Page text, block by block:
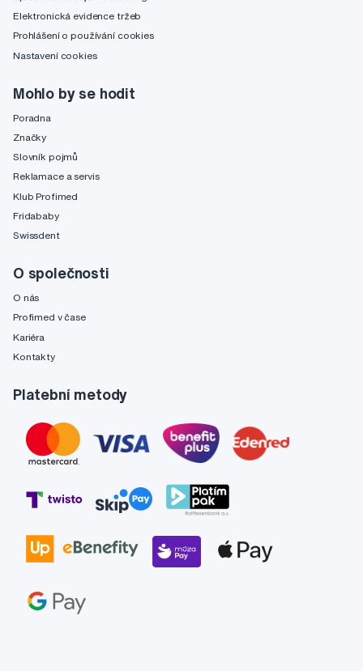
Elektronická evidence tržeb
Prohlášení o používání cookies
Nastavení cookies
Mohlo by se hodit
Poradna
Značky
Slovník pojmů
Reklamace a servis
Klub Profimed
Fridababy
Swissdent
O společnosti
O nás
Profimed v čase
Kariéra
Kontakty
Platební metody